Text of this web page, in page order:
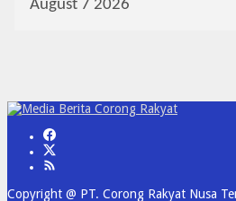
Copyright @ PT. Corong Rakyat Nusa